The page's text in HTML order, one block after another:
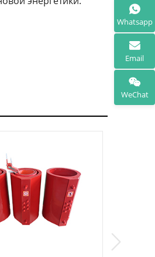
Whatsapp
Email
WeChat